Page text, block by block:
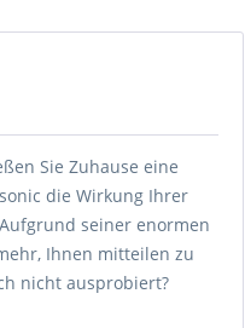
Sie Zuhause eine
die Wirkung Ihrer
seiner enormen
Ihnen mitteilen zu
nicht ausprobiert?